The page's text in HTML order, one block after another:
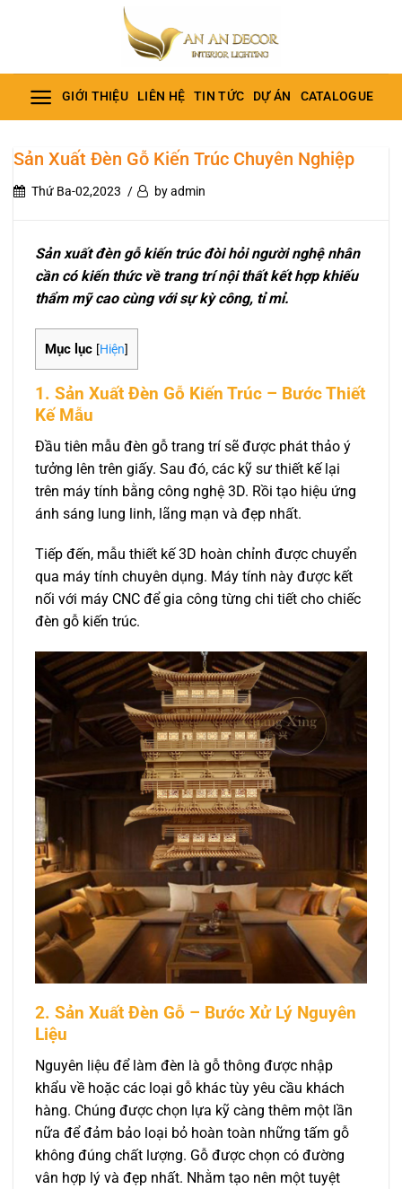
dung
GIỚI THIỆU LIÊN HỆ TIN TỨC DỰ ÁN CATALOGUE
Sản Xuất Đèn Gỗ Kiến Trúc Chuyên Nghiệp
Thứ Ba-02,2023 by admin
Sản xuất đèn gỗ kiến trúc đòi hỏi người nghệ nhân
cần có kiến thức về trang trí nội thất kết hợp khiếu
thẩm mỹ cao cùng với sự kỳ công, tỉ mỉ.
Mục lục [Hiện]
1. Sản Xuất Đèn Gỗ Kiến Trúc – Bước Thiết
Kế Mẫu
Đầu tiên mẫu đèn gỗ trang trí sẽ được phát thảo ý
tưởng lên trên giấy. Sau đó, các kỹ sư thiết kế lại
trên máy tính bằng công nghệ 3D. Rồi tạo hiệu ứng
ánh sáng lung linh, lãng mạn và đẹp nhất.
Tiếp đến, mẫu thiết kế 3D hoàn chỉnh được chuyển
qua máy tính chuyên dụng. Máy tính này được kết
nối với máy CNC để gia công từng chi tiết cho chiếc
đèn gỗ kiến trúc.
2. Sản Xuất Đèn Gỗ – Bước Xử Lý Nguyên
Liệu
Nguyên liệu để làm đèn là gỗ thông được nhập
khẩu về hoặc các loại gỗ khác tùy yêu cầu khách
hàng. Chúng được chọn lựa kỹ càng thêm một lần
nữa để đảm bảo loại bỏ hoàn toàn những tấm gỗ
không đúng chất lượng. Gỗ được chọn có đường
vân hợp lý và đẹp nhất. Nhằm tạo nên một tuyệt